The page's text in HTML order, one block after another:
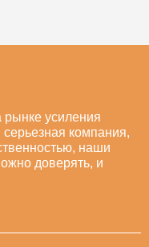
усиления
компания,
наши
доверять, и